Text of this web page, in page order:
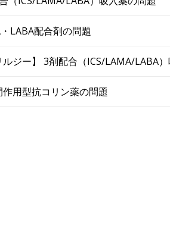
LABA配合剤の問題
ルジー】 3剤配合（ICS/LAMA/LABA
作用型抗コリン薬の問題